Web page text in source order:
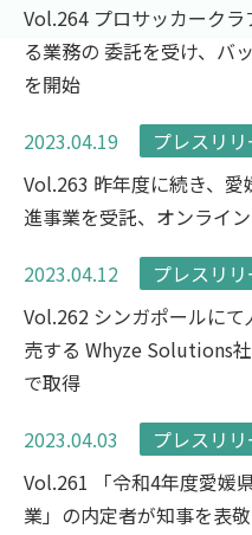
Vol.264 プロサッカーク
る業務の 委託を受け、バ
を開始
2023.04.19
プレスリリ
Vol.263 昨年度に続き、
進事業を受託、オンライ
2023.04.12
プレスリリ
Vol.262 シンガポールに
売する Whyze Solutions
で取得
2023.04.03
プレスリリ
Vol.261 「令和4年度愛媛
業」の内定者が知事を表